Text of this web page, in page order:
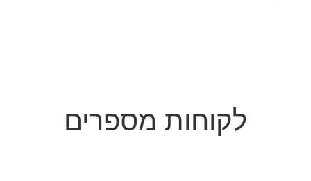
לקוחות מספרים